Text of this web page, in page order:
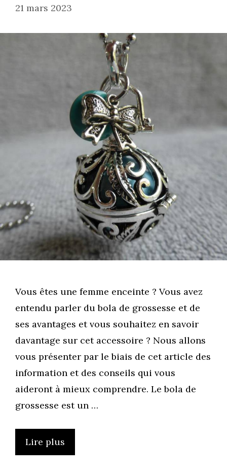
21 mars 2023
Vous êtes une femme enceinte ? Vous avez
entendu parler du bola de grossesse et de
ses avantages et vous souhaitez en savoir
davantage sur cet accessoire ? Nous allons
vous présenter par le biais de cet article des
information et des conseils qui vous
aideront à mieux comprendre. Le bola de
grossesse est un …
Lire plus